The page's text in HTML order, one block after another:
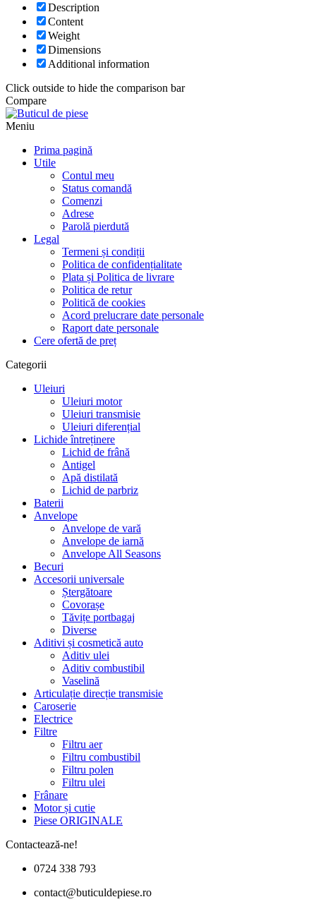
Description
Content
Weight
Dimensions
Additional information
Click outside to hide the comparison bar
Compare
Meniu
Prima pagină
Utile
Contul meu
Status comandă
Comenzi
Adrese
Parolă pierdută
Legal
Termeni și condiții
Politica de confidențialitate
Plata și Politica de livrare
Politica de retur
Politică de cookies
Acord prelucrare date personale
Raport date personale
Cere ofertă de preț
Categorii
Uleiuri
Uleiuri motor
Uleiuri transmisie
Uleiuri diferențial
Lichide întreținere
Lichid de frână
Antigel
Apă distilată
Lichid de parbriz
Baterii
Anvelope
Anvelope de vară
Anvelope de iarnă
Anvelope All Seasons
Becuri
Accesorii universale
Ștergătoare
Covorașe
Tăvițe portbagaj
Diverse
Aditivi și cosmetică auto
Aditiv ulei
Aditiv combustibil
Vaselină
Articulație direcție transmisie
Caroserie
Electrice
Filtre
Filtru aer
Filtru combustibil
Filtru polen
Filtru ulei
Frânare
Motor și cutie
Piese ORIGINALE
Contactează-ne!
0724 338 793
contact@buticuldepiese.ro